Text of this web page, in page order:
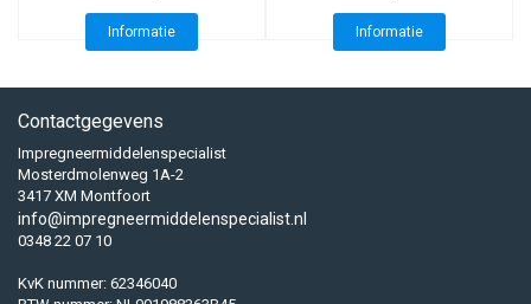
Informatie Informatie
Contactgegevens
Impregneermiddelenspecialist
Mosterdmolenweg 1A-2
3417 XM Montfoort
info@impregneermiddelenspecialist.nl
0348 22 07 10
KvK nummer: 62346040